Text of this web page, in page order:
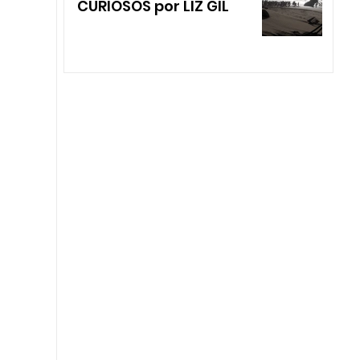
CURIOSOS por LIZ GIL